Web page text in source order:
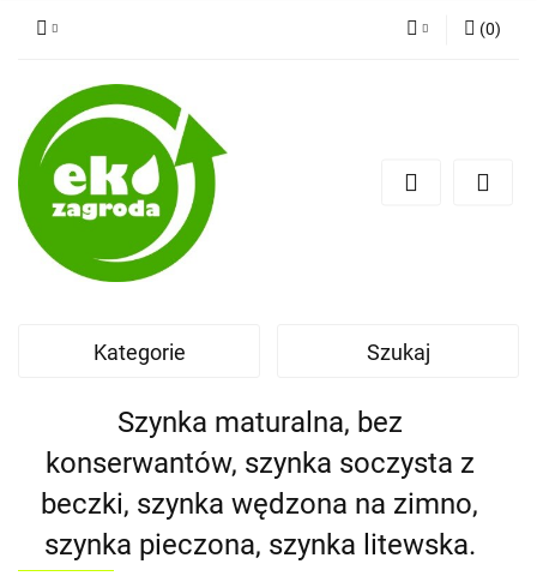
(0)
Kategorie Szukaj
Szynka maturalna, bez
konserwantów, szynka soczysta z
beczki, szynka wędzona na zimno,
szynka pieczona, szynka litewska.